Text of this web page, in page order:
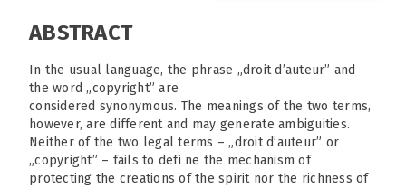
ABSTRACT
In the usual language, the phrase „droit d’auteur” and
the word „copyright” are
considered synonymous. The meanings of the two terms,
however, are different and may generate ambiguities.
Neither of the two legal terms – „droit d’auteur” or
„copyright” – fails to defi ne the mechanism of
protecting the creations of the spirit nor the richness of